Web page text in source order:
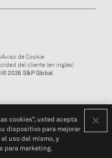
Aviso de Cookie
del cliente (en inglés)
© 2026 S&P Global
cookies”, usted acepta
dispositivo para mejorar
uso del mismo, y
para marketing.